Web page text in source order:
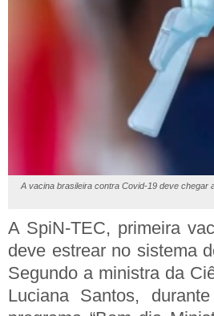
A vacina brasileira contra Covid-19 deve chegar
A SpiN-TEC, primeira
deve estrear no sistema
Segundo a ministra da
Luciana Santos,